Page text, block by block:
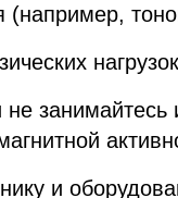
(например,
не
и